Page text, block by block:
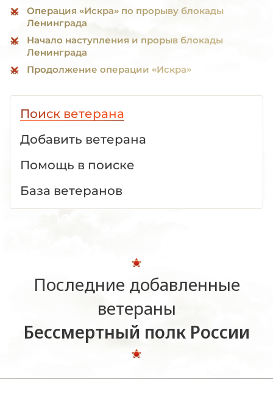
Операция «Искра» по прорыву блокады
Ленинграда
Начало наступления и прорыв блокады
Ленинграда
Продолжение операции «Искра»
Поиск ветерана
Добавить ветерана
Помощь в поиске
База ветеранов
Последние добавленные
ветераны
Бессмертный полк России